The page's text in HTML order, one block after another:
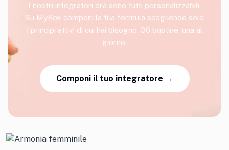
I nostri integratori ora sono tutti personalizzabili.
Su MyBox componi la tua formula scegliendo solo
i principi attivi di cui hai bisogno. 30 bustine, una al
giorno.
Componi il tuo integratore →